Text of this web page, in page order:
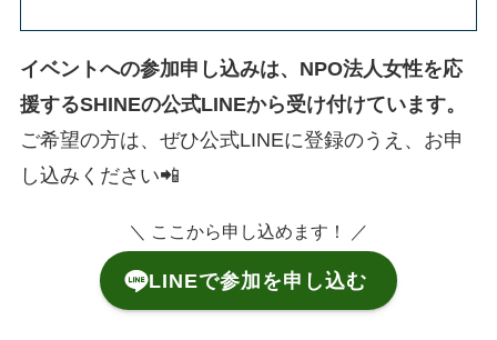
イベントへの参加申し込みは、NPO法人女性を応
援するSHINEの公式LINEから受け付けています。
ご希望の方は、ぜひ公式LINEに登録のうえ、お申
し込みください📲
＼ ここから申し込めます！ ／
LINEで参加を申し込む